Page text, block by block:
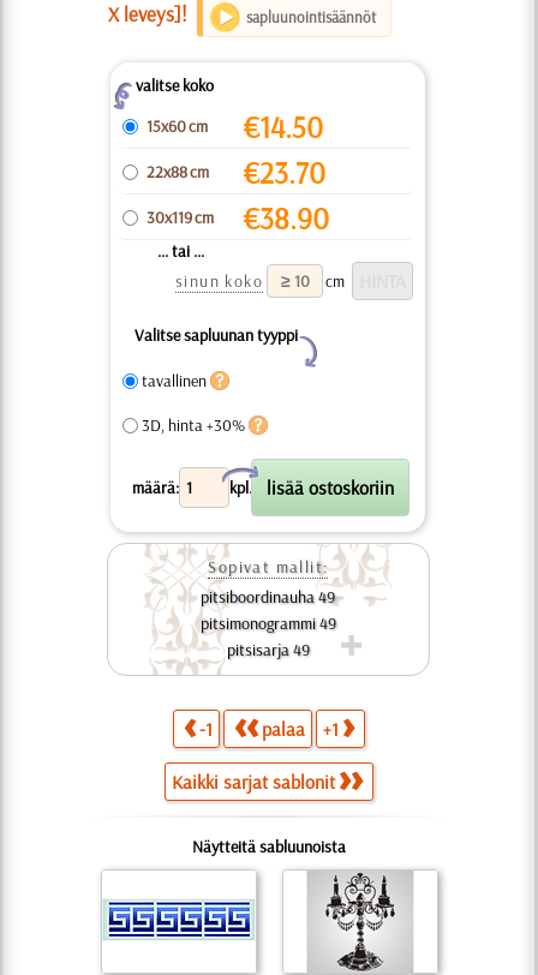
X leveys]!
sapluunointisäännöt
Zvalitse koko
15x60 cm
€14.50
22x88 cm €23.70
30x119 cm €38.90
... tai ...
sinun koko
cm
Valitse sapluunan tyyppi
Y
tavallinen
3D, hinta +30%
määrä: kpl.
X
Sopivat mallit:
pitsiboordinauha 49
pitsimonogrammi 49
pitsisarja 49
-1 palaa +1
Kaikki sarjat sablonit
Näytteitä sabluunoista